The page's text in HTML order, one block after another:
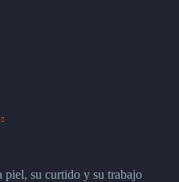
piel, su curtido y su trabajo